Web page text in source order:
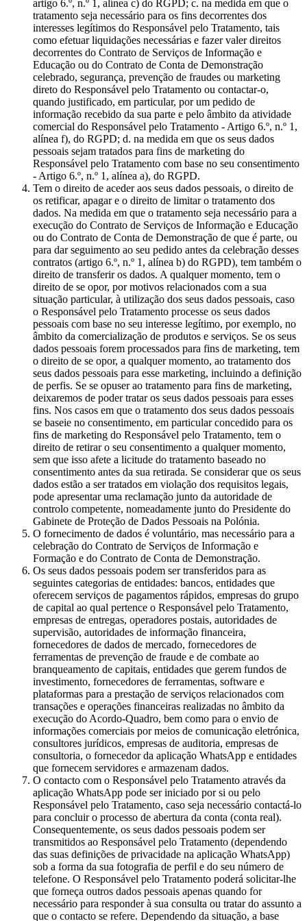
artigo 6.º, n.º 1, alínea c) do RGPD; c. na medida em que o
tratamento seja necessário para os fins decorrentes dos
interesses legítimos do Responsável pelo Tratamento, tais
como efetuar liquidações necessárias e fazer valer direitos
decorrentes do Contrato de Serviços de Informação e
Educação ou do Contrato de Conta de Demonstração
celebrado, segurança, prevenção de fraudes ou marketing
direto do Responsável pelo Tratamento ou contactar-o,
quando justificado, em particular, por um pedido de
informação recebido da sua parte e pelo âmbito da atividade
comercial do Responsável pelo Tratamento - Artigo 6.º, n.º 1,
alínea f), do RGPD; d. na medida em que os seus dados
pessoais sejam tratados para fins de marketing do
Responsável pelo Tratamento com base no seu consentimento
- Artigo 6.º, n.º 1, alínea a), do RGPD.
Tem o direito de aceder aos seus dados pessoais, o direito de
os retificar, apagar e o direito de limitar o tratamento dos
dados. Na medida em que o tratamento seja necessário para a
execução do Contrato de Serviços de Informação e Educação
ou do Contrato de Conta de Demonstração de que é parte, ou
para dar seguimento ao seu pedido antes da celebração desses
contratos (artigo 6.º, n.º 1, alínea b) do RGPD), tem também o
direito de transferir os dados. A qualquer momento, tem o
direito de se opor, por motivos relacionados com a sua
situação particular, à utilização dos seus dados pessoais, caso
o Responsável pelo Tratamento processe os seus dados
pessoais com base no seu interesse legítimo, por exemplo, no
âmbito da comercialização de produtos e serviços. Se os seus
dados pessoais forem processados para fins de marketing, tem
o direito de se opor, a qualquer momento, ao tratamento dos
seus dados pessoais para esse marketing, incluindo a definição
de perfis. Se se opuser ao tratamento para fins de marketing,
deixaremos de poder tratar os seus dados pessoais para esses
fins. Nos casos em que o tratamento dos seus dados pessoais
se baseie no consentimento, em particular concedido para os
fins de marketing do Responsável pelo Tratamento, tem o
direito de retirar o seu consentimento a qualquer momento,
sem que isso afete a licitude do tratamento baseado no
consentimento antes da sua retirada. Se considerar que os seus
dados estão a ser tratados em violação dos requisitos legais,
pode apresentar uma reclamação junto da autoridade de
controlo competente, nomeadamente junto do Presidente do
Gabinete de Proteção de Dados Pessoais na Polónia.
O fornecimento de dados é voluntário, mas necessário para a
celebração do Contrato de Serviços de Informação e
Formação e do Contrato de Conta de Demonstração.
Os seus dados pessoais podem ser transferidos para as
seguintes categorias de entidades: bancos, entidades que
oferecem serviços de pagamentos rápidos, empresas do grupo
de capital ao qual pertence o Responsável pelo Tratamento,
empresas de entregas, operadores postais, autoridades de
supervisão, autoridades de informação financeira,
fornecedores de dados de mercado, fornecedores de
ferramentas de prevenção de fraude e de combate ao
branqueamento de capitais, entidades que gerem fundos de
investimento, fornecedores de ferramentas, software e
plataformas para a prestação de serviços relacionados com
transações e operações financeiras realizadas no âmbito da
execução do Acordo-Quadro, bem como para o envio de
informações comerciais por meios de comunicação eletrónica,
consultores jurídicos, empresas de auditoria, empresas de
consultoria, o fornecedor da aplicação WhatsApp e entidades
que fornecem servidores e armazenam dados.
O contacto com o Responsável pelo Tratamento através da
aplicação WhatsApp pode ser iniciado por si ou pelo
Responsável pelo Tratamento, caso seja necessário contactá-lo
para concluir o processo de abertura da conta (conta real).
Consequentemente, os seus dados pessoais podem ser
transmitidos ao Responsável pelo Tratamento (dependendo
das suas definições de privacidade na aplicação WhatsApp)
sob a forma da sua fotografia de perfil e do seu número de
telefone. O Responsável pelo Tratamento poderá solicitar-lhe
que forneça outros dados pessoais apenas quando for
necessário para responder à sua consulta ou tratar do assunto a
que o contacto se refere. Dependendo da situação, a base